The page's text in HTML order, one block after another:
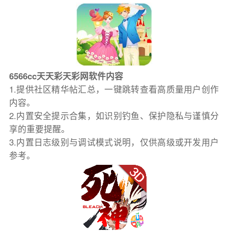
6566cc天天彩天彩网软件内容
1.提供社区精华帖汇总，一键跳转查看高质量用户创作
内容。
2.内置安全提示合集，如识别钓鱼、保护隐私与谨慎分
享的重要提醒。
3.内置日志级别与调试模式说明，仅供高级或开发用户
参考。